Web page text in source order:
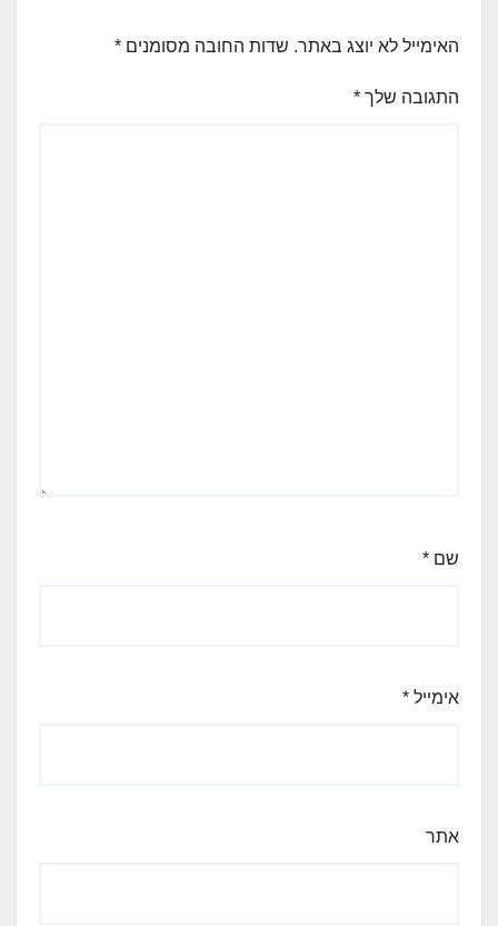
האימייל לא יוצג באתר. שדות החובה מסומנים *
התגובה שלך *
שם *
אימייל *
אתר